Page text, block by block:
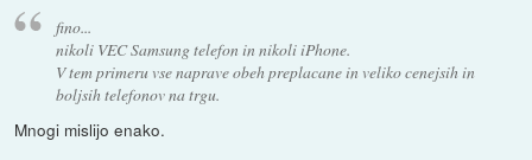
fino...
nikoli VEC Samsung telefon in nikoli iPhone.
V tem primeru vse naprave obeh preplacane in veliko cenejsih in
boljsih telefonov na trgu.
Mnogi mislijo enako.